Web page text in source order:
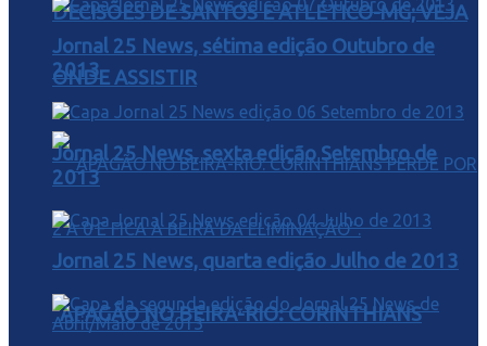
DECISÕES DE SANTOS E ATLÉTICO-MG; VEJA
ONDE ASSISTIR
“APAGÃO NO BEIRA-RIO: CORINTHIANS
Jornal 25 News, sétima edição Outubro de
2013
Jornal 25 News, sexta edição Setembro de
2013
Jornal 25 News, quarta edição Julho de 2013